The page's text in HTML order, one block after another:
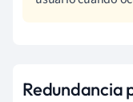
Redundancia